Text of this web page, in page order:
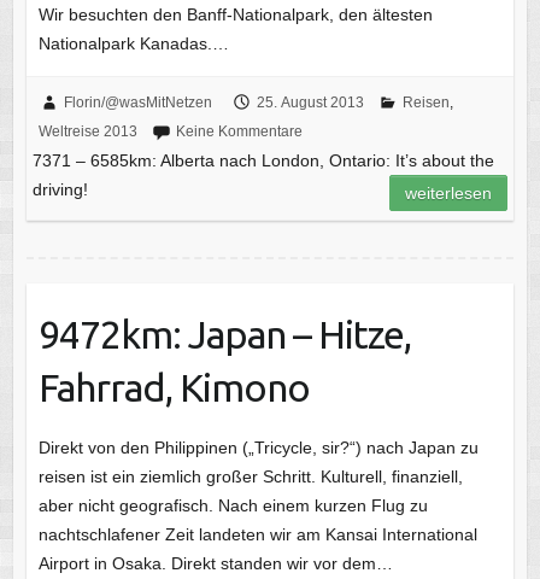
Wir besuchten den Banff-Nationalpark, den ältesten
Nationalpark Kanadas.…
Florin/@wasMitNetzen 25. August 2013 Reisen
Weltreise 2013
Keine Kommentare
7371 – 6585km: Alberta nach London, Ontario: It’s about the
driving!
weiterlesen
9472km: Japan – Hitze,
Fahrrad, Kimono
Direkt von den Philippinen („Tricycle, sir?“) nach Japan zu
reisen ist ein ziemlich großer Schritt. Kulturell, finanziell,
aber nicht geografisch. Nach einem kurzen Flug zu
nachtschlafener Zeit landeten wir am Kansai International
Airport in Osaka. Direkt standen wir vor dem…